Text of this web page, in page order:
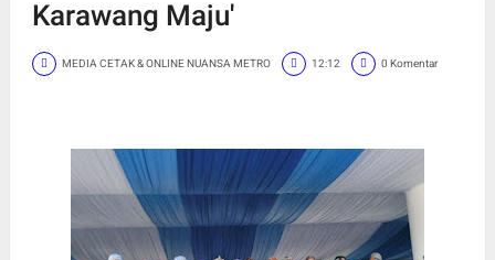
Karawang Maju'
MEDIA CETAK & ONLINE NUANSA METRO 12:12 0 Komentar